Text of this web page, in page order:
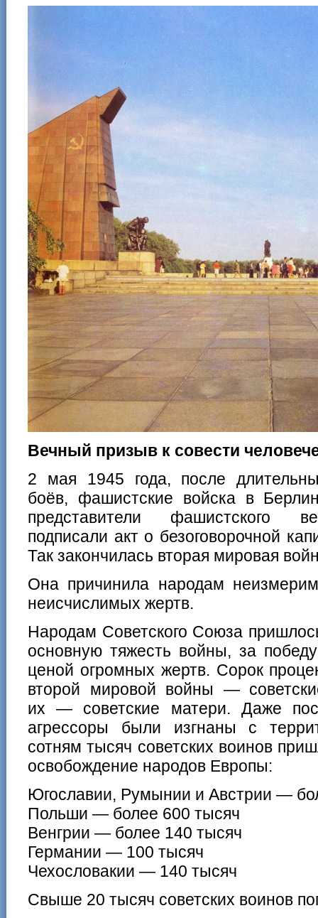
Вечный призыв к совести
2 мая 1945 года, после
боёв, фашистские войска в
представители фашистского
подписали акт о безоговорочной
Так закончилась вторая мировая
Она причинила народам
неисчислимых жертв.
Народам Советского Союза
основную тяжесть войны, за
ценой огромных жертв. Сорок
второй мировой войны —
их — советские матери. Даже
агрессоры были изгнаны с
сотням тысяч советских воинов
освобождение народов Европы:
Югославии, Румынии и Австрии —
Польши — более 600 тысяч
Венгрии — более 140 тысяч
Германии — 100 тысяч
Чехословакии — 140 тысяч
Свыше 20 тысяч советских воинов